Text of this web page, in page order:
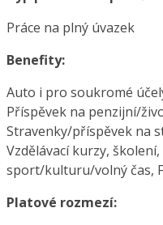
Práce na plný úvazek
Benefity:
Auto i pro soukromé
Příspěvek na penzijní/
Stravenky/příspěvek na
Vzdělávací kurzy,
sport/kulturu/volný čas,
Platové rozmezí: